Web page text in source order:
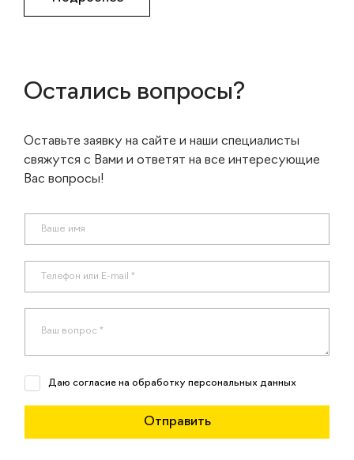
Остались вопросы?
Оставьте заявку на сайте и наши специалисты
свяжутся с Вами и ответят на все интересующие
Вас вопросы!
Даю согласие на обработку персональных данных